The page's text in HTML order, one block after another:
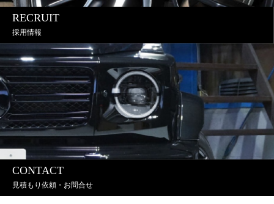
RECRUIT
採用情報
CONTACT
見積もり依頼・お問合せ